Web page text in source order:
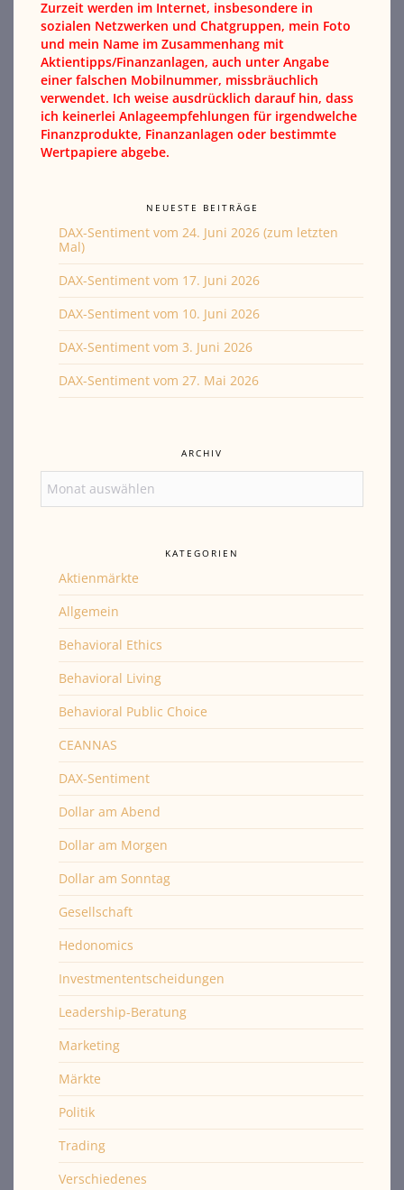
Zurzeit werden im Internet, insbesondere in
sozialen Netzwerken und Chatgruppen, mein Foto
und mein Name im Zusammenhang mit
Aktientipps/Finanzanlagen, auch unter Angabe
einer falschen Mobilnummer, missbräuchlich
verwendet. Ich weise ausdrücklich darauf hin, dass
ich keinerlei Anlageempfehlungen für irgendwelche
Finanzprodukte, Finanzanlagen oder bestimmte
Wertpapiere abgebe.
NEUESTE BEITRÄGE
DAX-Sentiment vom 24. Juni 2026 (zum letzten
Mal)
DAX-Sentiment vom 17. Juni 2026
DAX-Sentiment vom 10. Juni 2026
DAX-Sentiment vom 3. Juni 2026
DAX-Sentiment vom 27. Mai 2026
ARCHIV
KATEGORIEN
Aktienmärkte
Allgemein
Behavioral Ethics
Behavioral Living
Behavioral Public Choice
CEANNAS
DAX-Sentiment
Dollar am Abend
Dollar am Morgen
Dollar am Sonntag
Gesellschaft
Hedonomics
Investmententscheidungen
Leadership-Beratung
Marketing
Märkte
Politik
Trading
Verschiedenes